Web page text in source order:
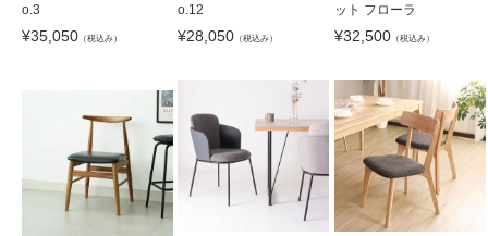
o.3
¥35,050 （税込み）
o.12
¥28,050 （税込み）
ット フローラ
¥32,500（税込み）